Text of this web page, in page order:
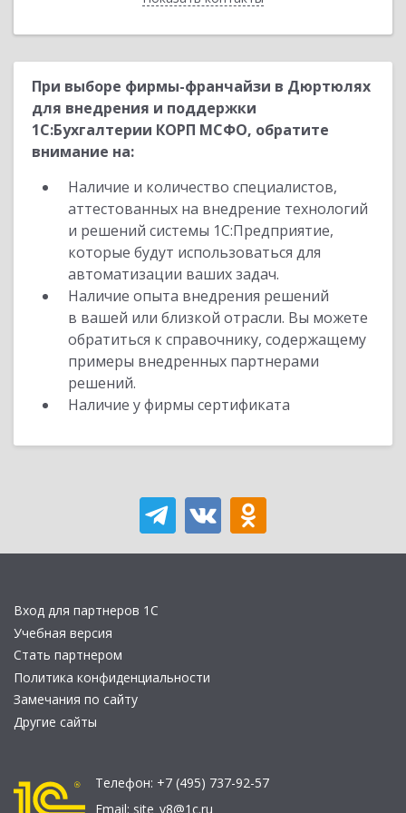
При выборе фирмы-франчайзи в Дюртюлях
для внедрения и поддержки
1С:Бухгалтерии КОРП МСФО, обратите
внимание на:
Наличие и количество специалистов,
аттестованных на внедрение технологий
и решений системы 1С:Предприятие,
которые будут использоваться для
автоматизации ваших задач.
Наличие опыта внедрения решений
в вашей или близкой отрасли. Вы можете
обратиться к справочнику, содержащему
примеры внедренных партнерами
решений.
Наличие у фирмы сертификата
Вход для партнеров 1С
Учебная версия
Стать партнером
Политика конфиденциальности
Замечания по сайту
Другие сайты
Телефон: +7 (495) 737-92-57
Email: site_v8@1c.ru